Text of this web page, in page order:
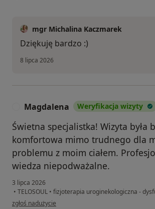
mgr Michalina Kaczmarek
Dziękuję bardzo :)
8 lipca 2026
Magdalena Weryfikacja wizyty
Świetna specjalistka! Wizyta była
komfortowa mimo trudnego dla
problemu z moim ciałem.
wiedza niepodważalne.
3 lipca 2026
• TELOSOUL • fizjoterapia uroginekologiczna -
w opinii użytkownika Magdalena
zgłoś nadużycie